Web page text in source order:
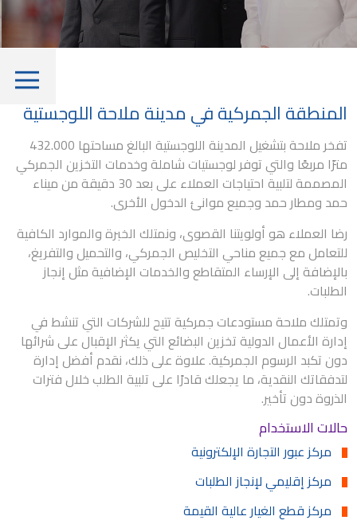
كابيتال
معلومات المساهمين والجمعية
العمومية
معلومات مفيدة
مدونة
الوظائف البحرية
تنبيهات الاحتيال
أول منطقة إيداع جمركي بدولة قطر
التوزيع
حلول خاصة بالصناعة
خدمات القيمة المضافة
المنطقة الجمركية في مدينة ملاحة اللوجستية
تفخر ملاحة بتشغيل المدينة اللوجستية البالغ مساحتها 432.000
مترًا مربعًا والتي توفر لوجستيات شاملة وخدمات التخزين الجمركي
المصممة لتلبية احتياجات العملاء على بعد 30 دقيقة من ميناء
حمد ومطار حمد وجميع موانئ الدخول الأخرى.
رضا العملاء هو أولويتنا القصوى، ونمتلك الخبرة والموارد الكافية
للتعامل مع جميع مناحي التخليص الجمركي، والتحميل والتفريغ،
بالإضافة إلى الإرساء المتقاطع والخدمات الإضافية مثل إنجاز
الطلبات.
وتمتلك ملاحة مستودعات جمركية تتيح للشركات التي تنشط في
إدارة الأعمال الدولية تخزين البضائع التي يكثر الإقبال على شرائها
دون تكبد الرسوم الجمركية. علاوة على ذلك، نقدم أفضل إدارة
لتدفقاتك النقدية، ما يجعلك قادرًا على تلبية الطلب خلال فترات
الذروة دون تأخير.
حالات الاستخدام
مركز عبور التجارة الإلكترونية ​
مركز إقليمي لإنجاز الطلبات ​
مركز قطع الغيار عالية القيمة ​